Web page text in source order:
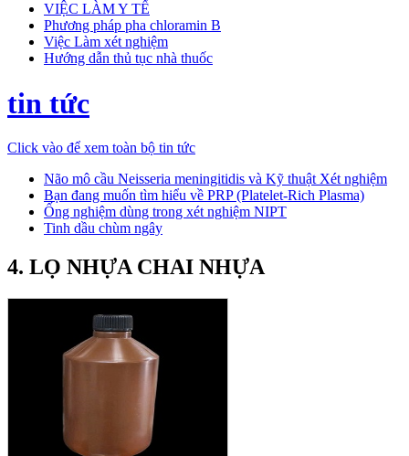
VIỆC LÀM Y TẾ
Phương pháp pha chloramin B
Việc Làm xét nghiệm
Hướng dẫn thủ tục nhà thuốc
tin tức
Click vào để xem toàn bộ tin tức
Não mô cầu Neisseria meningitidis và Kỹ thuật Xét nghiệm
Bạn đang muốn tìm hiểu về PRP (Platelet-Rich Plasma)
Ống nghiệm dùng trong xét nghiệm NIPT
Tinh dầu chùm ngây
4. LỌ NHỰA CHAI NHỰA